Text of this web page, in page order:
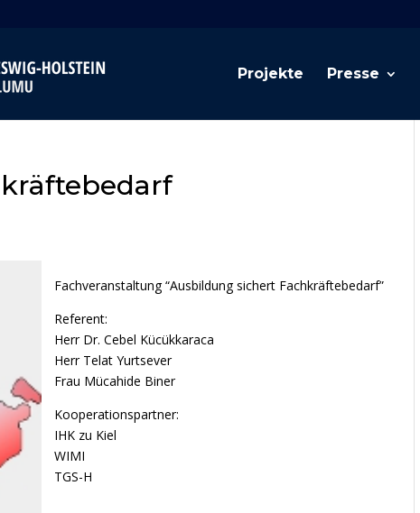
Projekte Presse
Fachveranstaltung “Ausbildung sichert Fachkräftebedarf”
Referent:
Herr Dr. Cebel Kücükkaraca
Herr Telat Yurtsever
Frau Mücahide Biner
Kooperationspartner:
IHK zu Kiel
WIMI
TGS-H